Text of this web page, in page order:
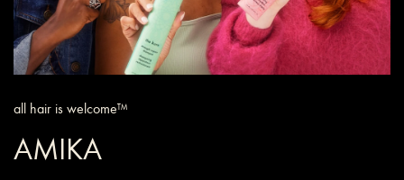
all hair is welcome™
AMIKA